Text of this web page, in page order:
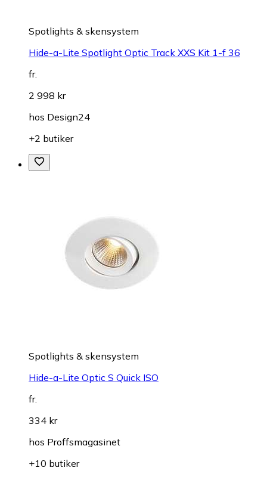
Spotlights & skensystem
Hide-a-Lite Spotlight Optic Track XXS Kit 1-f 36
fr.
2 998 kr
hos Design24
+2 butiker
Spotlights & skensystem
Hide-a-Lite Optic S Quick ISO
fr.
334 kr
hos Proffsmagasinet
+10 butiker